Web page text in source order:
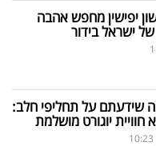
יפישין מחפש אהבה
ישראל בידור
שידעתם על תחליפי חלב:
יוגורט מושלמת
10:23